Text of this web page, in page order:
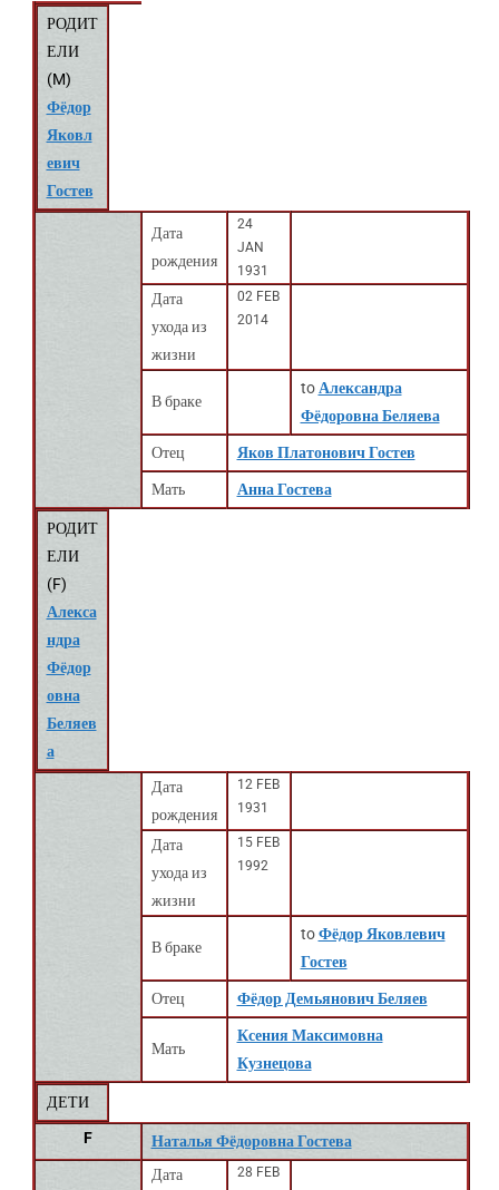
РОДИТ
ЕЛИ
(M)
Фёдор
Яковл
евич
Гостев
Дата
рождения
24
JAN
1931
Дата
ухода из
жизни
02 FEB
2014
В браке
to Александра
Фёдоровна Беляева
Отец Яков Платонович Гостев
Мать Анна Гостева
РОДИТ
ЕЛИ
(F)
Алекса
ндра
Фёдор
овна
Беляев
а
Дата
рождения
12 FEB
1931
Дата
ухода из
жизни
15 FEB
1992
В браке
toФёдор Яковлевич
Гостев
Отец Фёдор Демьянович Беляев
Мать
Ксения Максимовна
Кузнецова
ДЕТИ
F
Наталья Фёдоровна Гостева
Дата
28 FEB